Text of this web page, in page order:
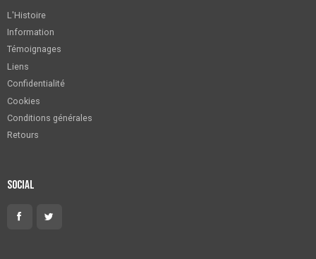
L'Histoire
Information
Témoignages
Liens
Confidentialité
Cookies
Conditions générales
Retours
Social